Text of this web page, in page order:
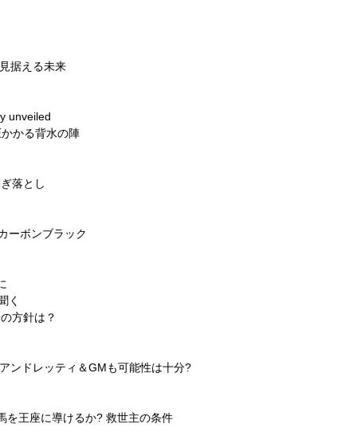
据える未来
unveiled
かる背水の陣
落とし
ーボンブラック
く
方針は？
ンドレッティ＆GMも可能性は十分?
を王座に導けるか? 救世主の条件